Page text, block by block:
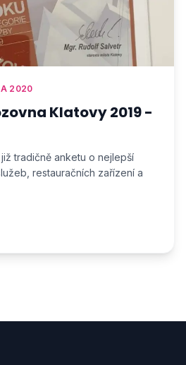
2020
Klatovy 2019 -
tradičně anketu o nejlepší
restauračních zařízení a